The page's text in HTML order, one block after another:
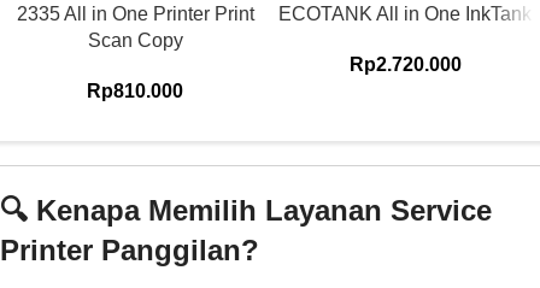
2335 All in One Printer Print
Scan Copy
Rp810.000
ECOTANK All in One InkTank
Rp2.720.000
🔍 Kenapa Memilih Layanan Service
Printer Panggilan?